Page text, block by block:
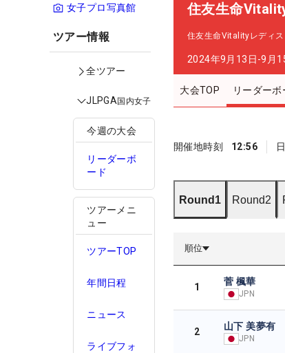
女子プロ写真館
ツアー情報
全ツアー
JLPGA国内女子
今週の大会
リーダーボ
ード
ツアーメニ
ュー
ツアーTOP
年間日程
ニュース
ライブフォ
住友生命
住友生命Vitalityレディス
2024年9月13日-9月
大会TOP リーダーボ
開催地時刻 12:56
Round1 Round2
順位
1 菅 楓華
JPN
2 山下 美夢有
JPN